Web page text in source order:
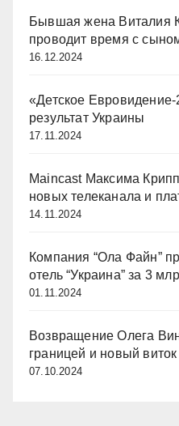
Бывшая жена Виталия
проводит время с
16.12.2024
«Детское
результат Украины
17.11.2024
Maincast Максима
новых телеканала и
14.11.2024
Компания “Ола Файн”
отель “Украина” за 3
01.11.2024
Возвращение Олега
границей и новый
07.10.2024